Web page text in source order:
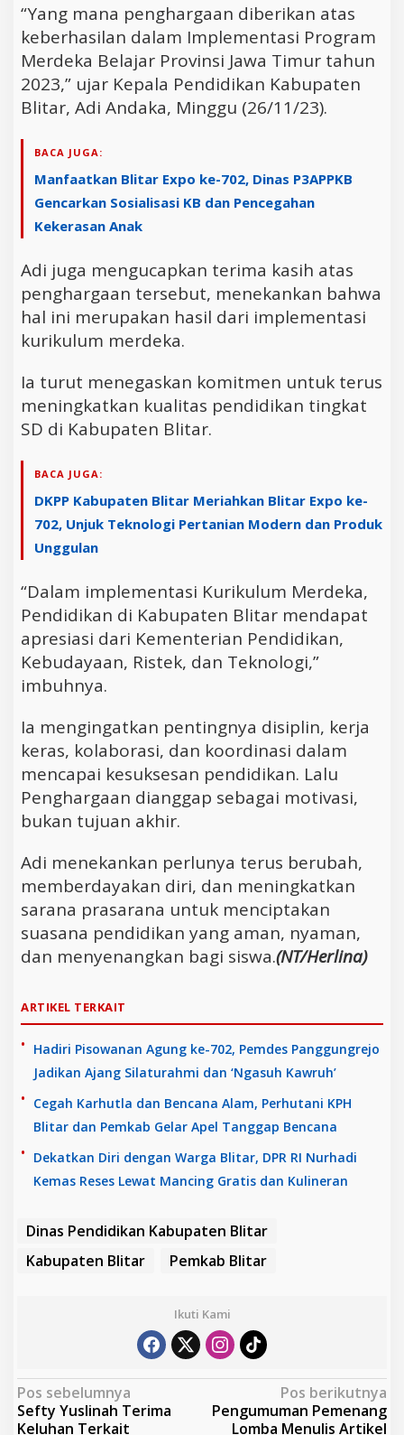
“Yang mana penghargaan diberikan atas
keberhasilan dalam Implementasi Program
Merdeka Belajar Provinsi Jawa Timur tahun
2023,” ujar Kepala Pendidikan Kabupaten
Blitar, Adi Andaka, Minggu (26/11/23).
BACA JUGA:
Manfaatkan Blitar Expo ke-702, Dinas P3APPKB
Gencarkan Sosialisasi KB dan Pencegahan
Kekerasan Anak
Adi juga mengucapkan terima kasih atas
penghargaan tersebut, menekankan bahwa
hal ini merupakan hasil dari implementasi
kurikulum merdeka.
Ia turut menegaskan komitmen untuk terus
meningkatkan kualitas pendidikan tingkat
SD di Kabupaten Blitar.
BACA JUGA:
DKPP Kabupaten Blitar Meriahkan Blitar Expo ke-
702, Unjuk Teknologi Pertanian Modern dan Produk
Unggulan
“Dalam implementasi Kurikulum Merdeka,
Pendidikan di Kabupaten Blitar mendapat
apresiasi dari Kementerian Pendidikan,
Kebudayaan, Ristek, dan Teknologi,”
imbuhnya.
Ia mengingatkan pentingnya disiplin, kerja
keras, kolaborasi, dan koordinasi dalam
mencapai kesuksesan pendidikan. Lalu
Penghargaan dianggap sebagai motivasi,
bukan tujuan akhir.
Adi menekankan perlunya terus berubah,
memberdayakan diri, dan meningkatkan
sarana prasarana untuk menciptakan
suasana pendidikan yang aman, nyaman,
dan menyenangkan bagi siswa.(NT/Herlina)
ARTIKEL TERKAIT
Hadiri Pisowanan Agung ke-702, Pemdes Panggungrejo
Jadikan Ajang Silaturahmi dan ‘Ngasuh Kawruh’
Cegah Karhutla dan Bencana Alam, Perhutani KPH
Blitar dan Pemkab Gelar Apel Tanggap Bencana
Dekatkan Diri dengan Warga Blitar, DPR RI Nurhadi
Kemas Reses Lewat Mancing Gratis dan Kulineran
Dinas Pendidikan Kabupaten Blitar
Kabupaten Blitar
Pemkab Blitar
Ikuti Kami
N
a
Pos sebelumnya
Sefty Yuslinah Terima
Keluhan Terkait
Pos berikutnya
Pengumuman Pemenang
Lomba Menulis Artikel